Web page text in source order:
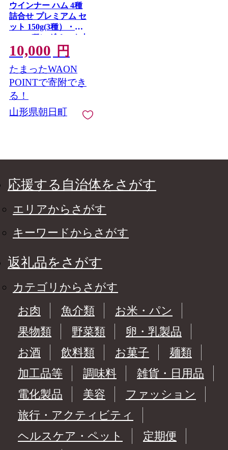
ウインナー ハム 4種
詰合せ プレミアム セ
ット 150g(3種）・
110g(1種）ダチョウ肉
豚肉 加工品 おつまみ
山形県産 ポーク ダチ
ョウ 韋駄天 山形県 朝
日町
10,000 円
たまったWAON
POINTで寄附でき
る！
山形県朝日町
応援する自治体をさがす
エリアからさがす
キーワードからさがす
返礼品をさがす
カテゴリからさがす
お肉
魚介類
お米・パン
果物類
野菜類
卵・乳製品
お酒
飲料類 お菓子
麺類
加工品等
調味料
雑貨・日用品
電化製品
美容
ファッション
旅行・アクティビティ
ヘルスケア・ペット
定期便